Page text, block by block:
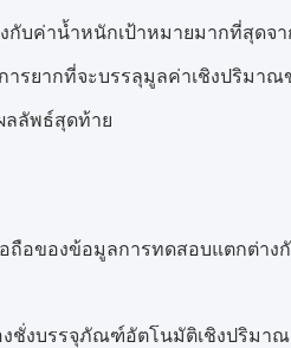
กับค่าน้ำหนักเป้าหมายมากที่สุดจ
ารยากที่จะบรรลุมูลค่าเชิงปริมา
ลลัพธ์สุดท้าย
ถือของข้อมูลการทดสอบแตกต่าง
งชั่งบรรจุภัณฑ์อัตโนมัติเชิงปริมา